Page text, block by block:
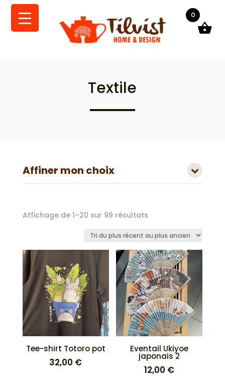
Textile
Affiner mon choix
Affichage de 1–20 sur 99 résultatsTrié
plus
récent
au
plus
ancien
Tee-shirt Totoro pot
32,00 €
Eventail Ukiyoe
japonais 2
12,00 €
0